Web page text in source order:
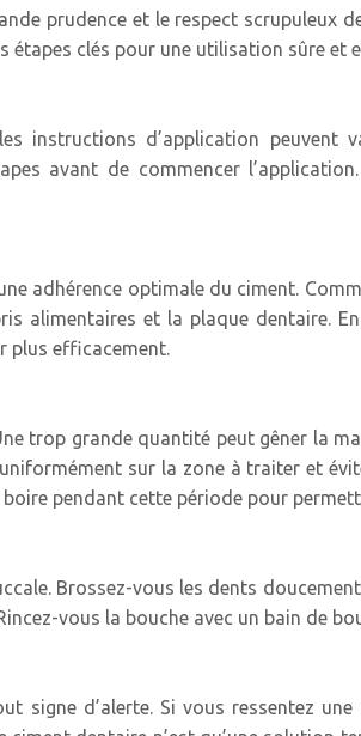
prudence et le respect
étapes clés pour une utilisation sûre et
instructions d’application peuvent
avant de commencer
adhérence optimale du ciment.
alimentaires et la plaque dentaire.
plus efficacement.
trop grande quantité peut gêner la
sur la zone à traiter et
pendant cette période pour
Brossez-vous les dents
vous la bouche avec un bain de
signe d’alerte. Si vous ressentez